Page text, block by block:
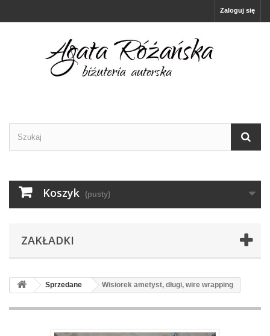
Zaloguj się
Koszyk (pusty)
ZAKŁADKI
Sprzedane Wisiorek ametyst, długi, wire wrapping